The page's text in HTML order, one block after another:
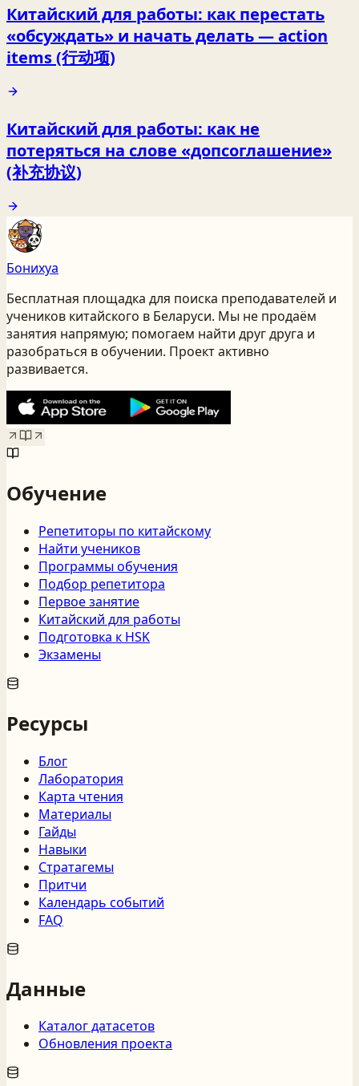
Китайский для работы: как перестать
«обсуждать» и начать делать — action
items (行动项)
Китайский для работы: как не
потеряться на слове «допсоглашение»
(补充协议)
Бонихуа
Бесплатная площадка для поиска преподавателей и
учеников китайского в Беларуси. Мы не продаём
занятия напрямую; помогаем найти друг друга и
разобраться в обучении. Проект активно
развивается.
Обучение
Репетиторы по китайскому
Найти учеников
Программы обучения
Подбор репетитора
Первое занятие
Китайский для работы
Подготовка к HSK
Экзамены
Ресурсы
Блог
Лаборатория
Карта чтения
Материалы
Гайды
Навыки
Стратагемы
Притчи
Календарь событий
FAQ
Данные
Каталог датасетов
Обновления проекта